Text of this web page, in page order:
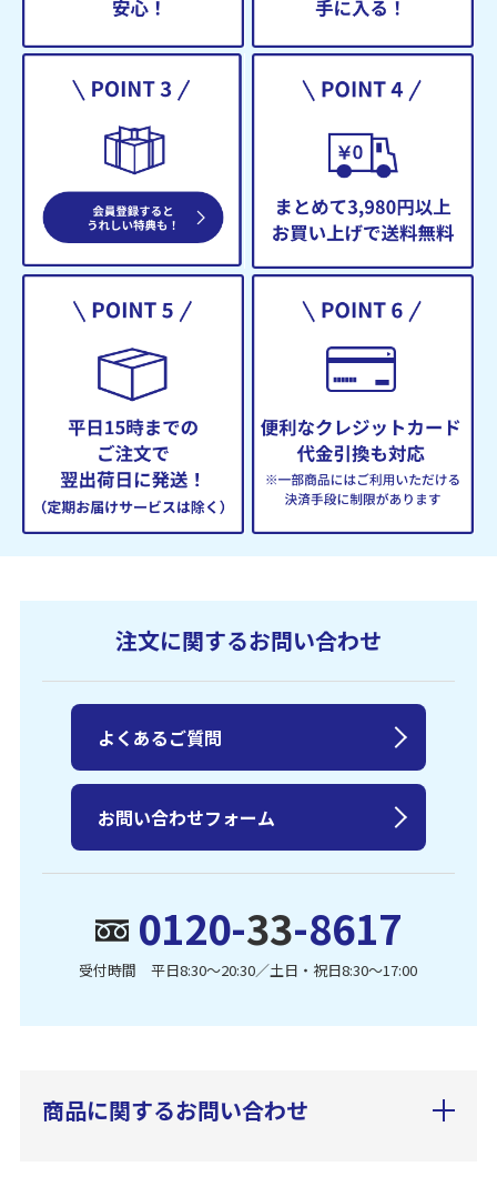
注文に関するお問い合わせ
0120-33-8617
受付時間 平日8:30〜20:30／土日・祝日8:30〜17:00
よくあるご質問
お問い合わせフォーム
商品に関するお問い合わせ